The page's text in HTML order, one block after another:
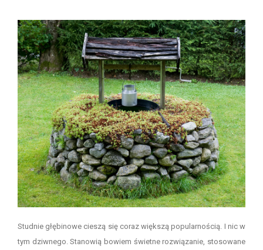
Studnie głębinowe cieszą się coraz większą popularnością. I nic w
tym dziwnego. Stanowią bowiem świetne rozwiązanie, stosowane